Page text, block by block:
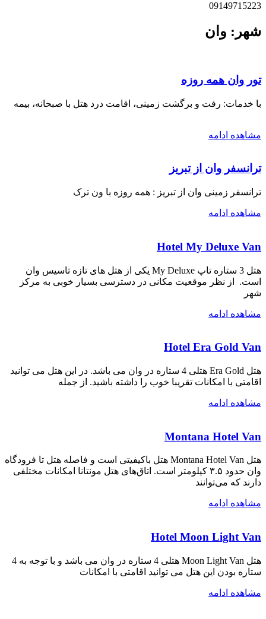
09149715223
شهر: وان
تور وان همه روزه
با خدمات: رفت و برگشت زمینی، اقامت درد هتل با صبحانه، بیمه
مشاهده ادامه
ترانسفر وان از تبریز
ترانسفر زمینی وان از تبریز : همه روزه با ون ترک
مشاهده ادامه
Hotel My Deluxe Van
هتل 3 ستاره تاپ My Deluxe یکی از هتل های تازه تاسیس وان
است. از نظر موقعیت مکانی در دسترسی بسیار خوبی به مرکز
شهر
مشاهده ادامه
Hotel Era Gold Van
هتل Era Gold هتلی 4 ستاره در وان می باشد. در این هتل می توانید
اقامتی با امکانات تقریبا خوب را داشته باشید. از جمله
مشاهده ادامه
Montana Hotel Van
هتل Montana Hotel Van هتل باکیفیتی است و فاصله هتل تا فرودگاه
وان حدود ۳.۵ کیلومتر است. اتاق‌های هتل مونتانا امکانات مختلفی
دارند که می‌توانند
مشاهده ادامه
Hotel Moon Light Van
هتل Moon Light Van هتلی 4 ستاره در وان می باشد و با توجه به 4
ستاره بودن این هتل می توانید اقامتی با امکانات
مشاهده ادامه